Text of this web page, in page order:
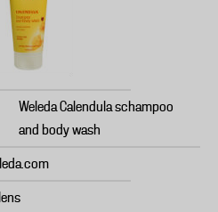
Weleda Calendula schampoo
and body wash